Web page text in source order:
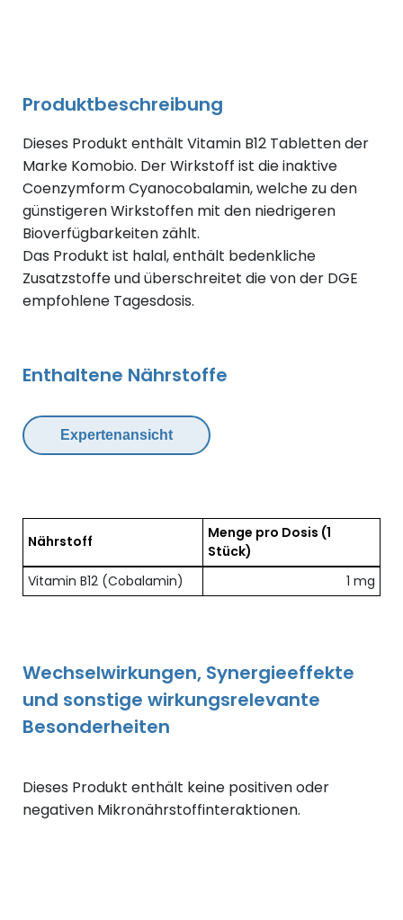
Produktbeschreibung
Dieses Produkt enthält Vitamin B12 Tabletten der
Marke Komobio. Der Wirkstoff ist die inaktive
Coenzymform Cyanocobalamin, welche zu den
günstigeren Wirkstoffen mit den niedrigeren
Bioverfügbarkeiten zählt.
Das Produkt ist halal, enthält bedenkliche
Zusatzstoffe und überschreitet die von der DGE
empfohlene Tagesdosis.
Enthaltene Nährstoffe
Expertenansicht
Übersicht der enthaltenen Nährstoffe pro Dosis
Nährstoff Menge pro Dosis (1
Stück)
Vitamin B12 (Cobalamin)
1 mg
Wechselwirkungen, Synergieeffekte
und sonstige wirkungsrelevante
Besonderheiten
Dieses Produkt enthält keine positiven oder
negativen Mikronährstoffinteraktionen.